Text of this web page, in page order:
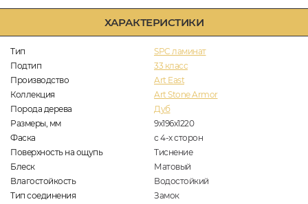
ХАРАКТЕРИСТИКИ
Тип
SPC ламинат
Подтип
33 класс
Производство
Art East
Коллекция
Art Stone Armor
Порода дерева
Дуб
Размеры, мм
9x196x1220
Фаска
с 4-х сторон
Поверхность на ощупь
Тиснение
Блеск
Матовый
Влагостойкость
Водостойкий
Тип соединения
Замок